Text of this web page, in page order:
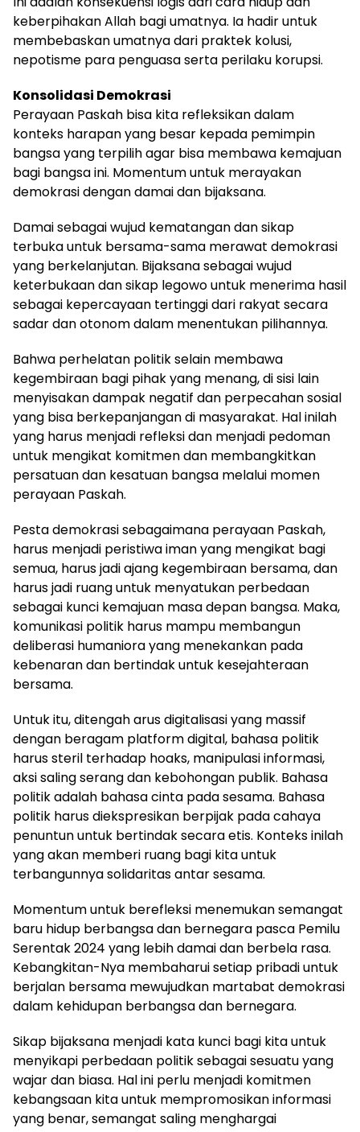
keberpihakan Allah bagi umatnya. Ia hadir untuk
membebaskan umatnya dari praktek kolusi,
nepotisme para penguasa serta perilaku korupsi.
Konsolidasi Demokrasi
Perayaan Paskah bisa kita refleksikan dalam
konteks harapan yang besar kepada pemimpin
bangsa yang terpilih agar bisa membawa kemajuan
bagi bangsa ini. Momentum untuk merayakan
demokrasi dengan damai dan bijaksana.
Damai sebagai wujud kematangan dan sikap
terbuka untuk bersama-sama merawat demokrasi
yang berkelanjutan. Bijaksana sebagai wujud
keterbukaan dan sikap legowo untuk menerima hasil
sebagai kepercayaan tertinggi dari rakyat secara
sadar dan otonom dalam menentukan pilihannya.
Bahwa perhelatan politik selain membawa
kegembiraan bagi pihak yang menang, di sisi lain
menyisakan dampak negatif dan perpecahan sosial
yang bisa berkepanjangan di masyarakat. Hal inilah
yang harus menjadi refleksi dan menjadi pedoman
untuk mengikat komitmen dan membangkitkan
persatuan dan kesatuan bangsa melalui momen
perayaan Paskah.
Pesta demokrasi sebagaimana perayaan Paskah,
harus menjadi peristiwa iman yang mengikat bagi
semua, harus jadi ajang kegembiraan bersama, dan
harus jadi ruang untuk menyatukan perbedaan
sebagai kunci kemajuan masa depan bangsa. Maka,
komunikasi politik harus mampu membangun
deliberasi humaniora yang menekankan pada
kebenaran dan bertindak untuk kesejahteraan
bersama.
Untuk itu, ditengah arus digitalisasi yang massif
dengan beragam platform digital, bahasa politik
harus steril terhadap hoaks, manipulasi informasi,
aksi saling serang dan kebohongan publik. Bahasa
politik adalah bahasa cinta pada sesama. Bahasa
politik harus diekspresikan berpijak pada cahaya
penuntun untuk bertindak secara etis. Konteks inilah
yang akan memberi ruang bagi kita untuk
terbangunnya solidaritas antar sesama.
Momentum untuk berefleksi menemukan semangat
baru hidup berbangsa dan bernegara pasca Pemilu
Serentak 2024 yang lebih damai dan berbela rasa.
Kebangkitan-Nya membaharui setiap pribadi untuk
berjalan bersama mewujudkan martabat demokrasi
dalam kehidupan berbangsa dan bernegara.
Sikap bijaksana menjadi kata kunci bagi kita untuk
menyikapi perbedaan politik sebagai sesuatu yang
wajar dan biasa. Hal ini perlu menjadi komitmen
kebangsaan kita untuk mempromosikan informasi
yang benar, semangat saling menghargai